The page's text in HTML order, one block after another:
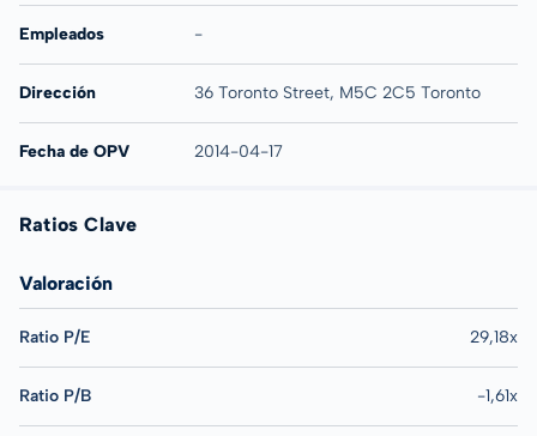
Empleados -
Dirección 36 Toronto Street, M5C 2C5 Toronto
Fecha de OPV 2014-04-17
Ratios Clave
Valoración
Ratio P/E 29,18x
Ratio P/B -1,61x